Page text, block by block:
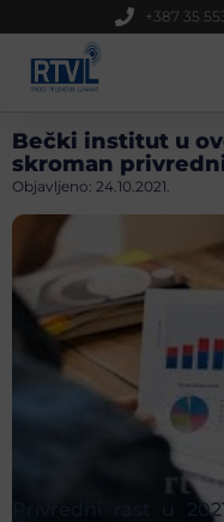
+387 35
Bečki institut u
skroman
Objavljeno: 24.10.2021.
Privredni rast u